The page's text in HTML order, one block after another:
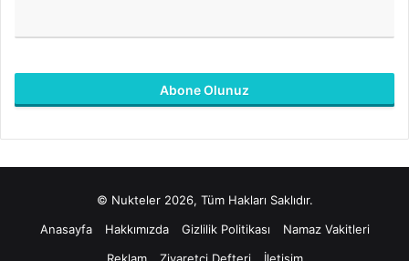
Abone Olunuz
a
© Nukteler 2026, Tüm Hakları Saklıdır.
Anasayfa
Hakkımızda Gizlilik Politikası
Namaz Vakitleri